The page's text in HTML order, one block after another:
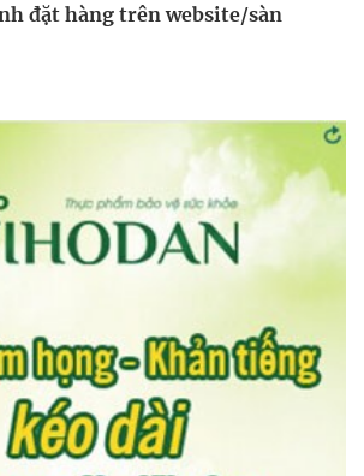
đặt hàng trên website/sàn